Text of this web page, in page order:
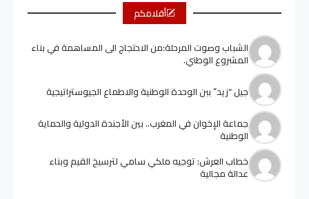
أقلامكم
الشباب وصوت المرحلة:من الاحتجاج الى المساهمة في بناء
المشروع الوطني.
جيل “زيد” ببن الوحدة الوطنية والاطماع الجيوستراتيجية
جماعة الإخوان في المغرب.. بين الأجندة الدولية والحماية
الوطنية
خطاب العرش: توجيه ملكي سامي لترسيخ القيم وبناء
عدالة مجالية